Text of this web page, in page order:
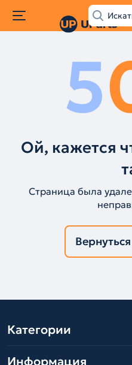
5
Ой, кажется
Страница была
Категории
Информация